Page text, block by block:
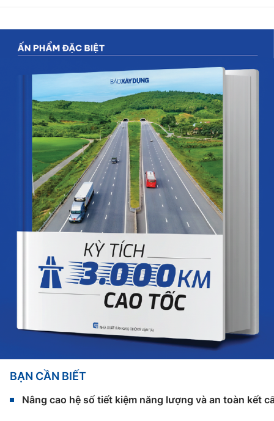
BẠN CẦN BIẾT
Nâng cao hệ số tiết kiệm năng lượng và an toàn kết